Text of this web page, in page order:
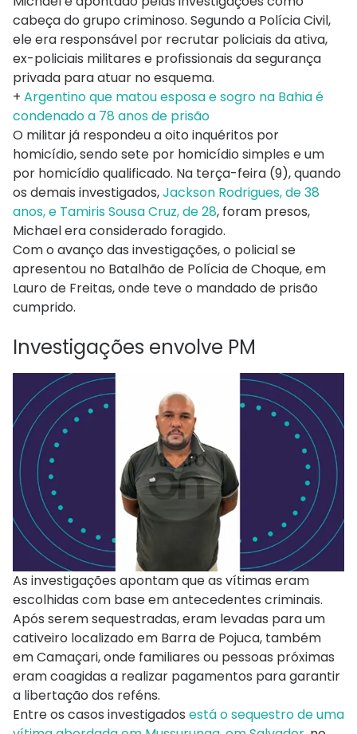
cabeça do grupo criminoso. Segundo a Polícia Civil,
ele era responsável por recrutar policiais da ativa,
ex-policiais militares e profissionais da segurança
privada para atuar no esquema.
+ Argentino que matou esposa e sogro na Bahia é
condenado a 78 anos de prisão
O militar já respondeu a oito inquéritos por
homicídio, sendo sete por homicídio simples e um
por homicídio qualificado. Na terça-feira (9), quando
os demais investigados,Jackson Rodrigues, de 38
anos, e Tamiris Sousa Cruz, de 28, foram presos,
Michael era considerado foragido.
Com o avanço das investigações, o policial se
apresentou no Batalhão de Polícia de Choque, em
Lauro de Freitas, onde teve o mandado de prisão
cumprido.
Investigações envolve PM
As investigações apontam que as vítimas eram
escolhidas com base em antecedentes criminais.
Após serem sequestradas, eram levadas para um
cativeiro localizado em Barra de Pojuca, também
em Camaçari, onde familiares ou pessoas próximas
eram coagidas a realizar pagamentos para garantir
a libertação dos reféns.
Entre os casos investigados está o sequestro de uma